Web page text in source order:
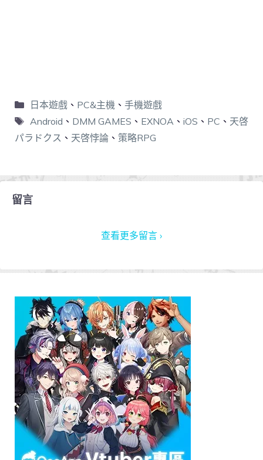
日本遊戲、 PC&主機、 手機遊戲
Android 、 DMM GAMES 、 EXNOA、 iOS 、 PC 、 天啓
パラドクス 、 天啓悖論 、 策略RPG
留言
查看更多留言 ›